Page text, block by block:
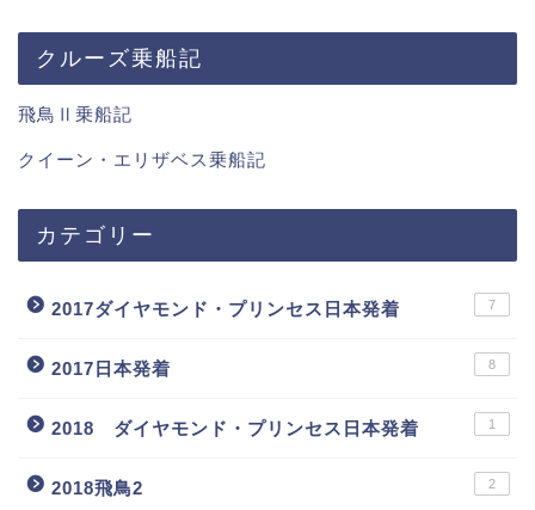
クルーズ乗船記
飛鳥Ⅱ乗船記
クイーン・エリザベス乗船記
カテゴリー
2017ダイヤモンド・プリンセス日本発着 7
2017日本発着 8
2018 ダイヤモンド・プリンセス日本発着 1
2018飛鳥2 2